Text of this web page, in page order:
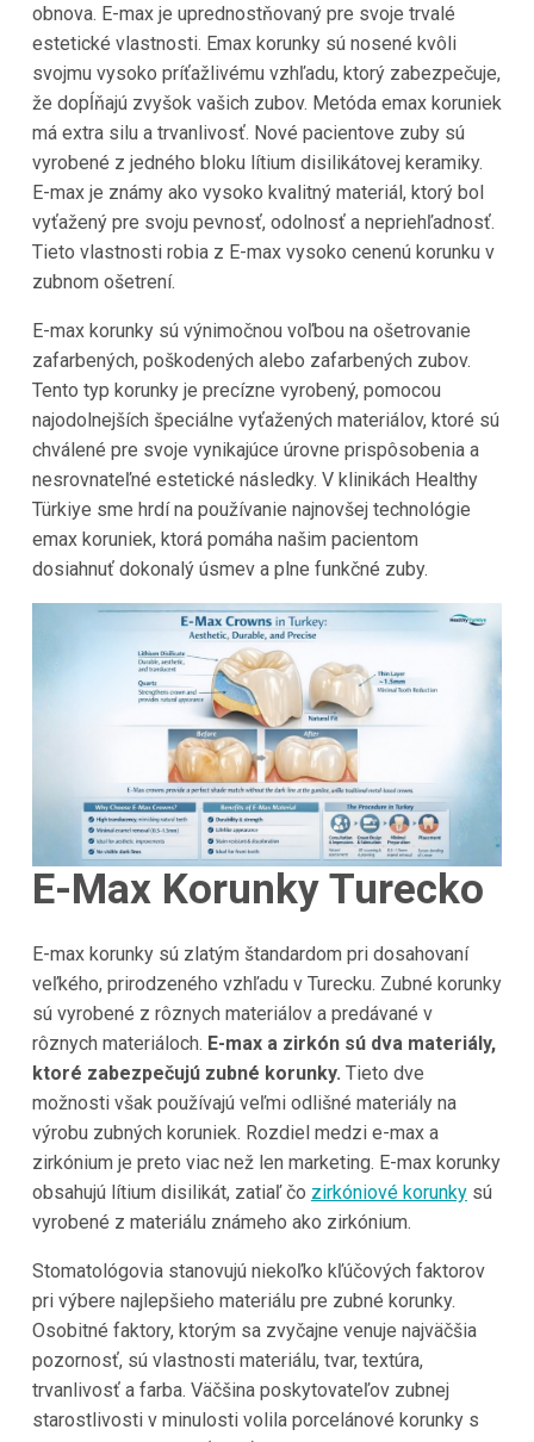
obnova. E-max je uprednostňovaný pre svoje trvalé
estetické vlastnosti. Emax korunky sú nosené kvôli
svojmu vysoko príťažlivému vzhľadu, ktorý zabezpečuje,
že dopĺňajú zvyšok vašich zubov. Metóda emax koruniek
má extra silu a trvanlivosť. Nové pacientove zuby sú
vyrobené z jedného bloku lítium disilikátovej keramiky.
E-max je známy ako vysoko kvalitný materiál, ktorý bol
vyťažený pre svoju pevnosť, odolnosť a nepriehľadnosť.
Tieto vlastnosti robia z E-max vysoko cenenú korunku v
zubnom ošetrení.
E-max korunky sú výnimočnou voľbou na ošetrovanie
zafarbených, poškodených alebo zafarbených zubov.
Tento typ korunky je precízne vyrobený, pomocou
najodolnejších špeciálne vyťažených materiálov, ktoré sú
chválené pre svoje vynikajúce úrovne prispôsobenia a
nesrovnateľné estetické následky. V klinikách Healthy
Türkiye sme hrdí na používanie najnovšej technológie
emax koruniek, ktorá pomáha našim pacientom
dosiahnuť dokonalý úsmev a plne funkčné zuby.
E-Max Korunky Turecko
E-max korunky sú zlatým štandardom pri dosahovaní
veľkého, prirodzeného vzhľadu v Turecku. Zubné korunky
sú vyrobené z rôznych materiálov a predávané v
rôznych materiáloch. E-max a zirkón sú dva materiály,
ktoré zabezpečujú zubné korunky. Tieto dve
možnosti však používajú veľmi odlišné materiály na
výrobu zubných koruniek. Rozdiel medzi e-max a
zirkónium je preto viac než len marketing. E-max korunky
obsahujú lítium disilikát, zatiaľ čo zirkóniové korunkysú
vyrobené z materiálu známeho ako zirkónium.
Stomatológovia stanovujú niekoľko kľúčových faktorov
pri výbere najlepšieho materiálu pre zubné korunky.
Osobitné faktory, ktorým sa zvyčajne venuje najväčšia
pozornosť, sú vlastnosti materiálu, tvar, textúra,
trvanlivosť a farba. Väčšina poskytovateľov zubnej
starostlivosti v minulosti volila porcelánové korunky s